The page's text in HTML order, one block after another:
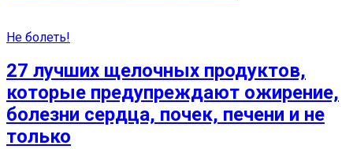
Не болеть!
27 лучших щелочных продуктов,
которые предупреждают ожирение,
болезни сердца, почек, печени и не
только